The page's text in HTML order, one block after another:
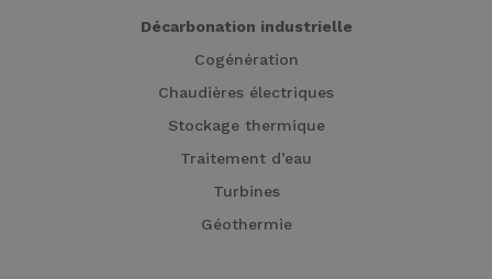
Décarbonation industrielle
Cogénération
Chaudières électriques
Stockage thermique
Traitement d’eau
Turbines
Géothermie